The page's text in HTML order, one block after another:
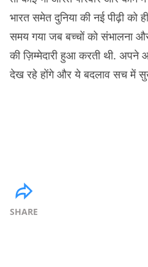
भारत समेत दुनिया की नई पीढ़ी को
समय गया जब बच्चों को संभालना
की ज़िम्मेदारी हुआ करती थी.
देख रहे होंगे और ये बदलाव सच में
SHARE